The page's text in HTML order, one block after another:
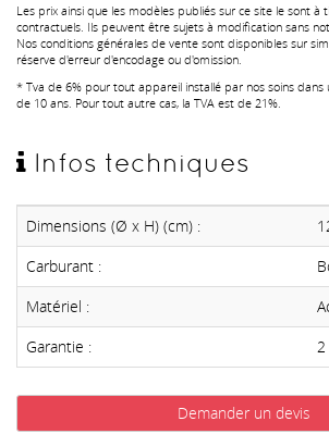
Les prix ainsi que les modèles publiés sur ce site le sont à
contractuels. Ils peuvent être sujets à modification sans
Nos conditions générales de vente sont disponibles sur
réserve d'erreur d'encodage ou d'omission.
* Tva de 6% pour tout appareil installé par nos soins
de 10 ans. Pour tout autre cas, la TVA est de 21%.
Infos techniques
Dimensions (Ø x H) (cm) :
Carburant :
Matériel :
Garantie :
Demander un devis